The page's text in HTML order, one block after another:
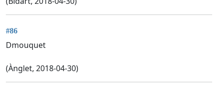
#86
Dmouquet
(Ànglet, 2018-04-30)